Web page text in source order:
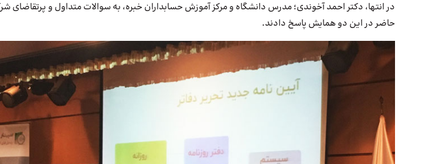
در انتها، دکتر احمد آخوندی؛ مدرس دانشگاه و مرکز آموزش حسابداران خبره، به سوالات متداول و پرتقاضای
حاضر در این دو همایش پاسخ دادند.